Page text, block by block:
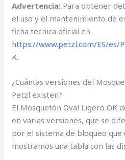
Advertencia: Para obtener
el uso y el mantenimiento de
ficha técnica oficial en
https://www.petzl.com/ES/es/
K.
¿Cuántas versiones del
Petzl existen?
El Mosquetón Oval Ligero OK
en varias versiones, que se
por el sistema de bloqueo que
mostramos una tabla con las